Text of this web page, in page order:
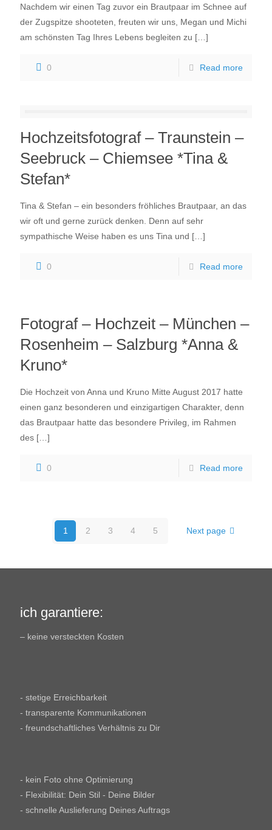
Nachdem wir einen Tag zuvor ein Brautpaar im Schnee auf
der Zugspitze shooteten, freuten wir uns, Megan und Michi
am schönsten Tag Ihres Lebens begleiten zu […]
0 Read more
Hochzeitsfotograf – Traunstein –
Seebruck – Chiemsee *Tina &
Stefan*
Tina & Stefan – ein besonders fröhliches Brautpaar, an das
wir oft und gerne zurück denken. Denn auf sehr
sympathische Weise haben es uns Tina und […]
0 Read more
Fotograf – Hochzeit – München –
Rosenheim – Salzburg *Anna &
Kruno*
Die Hochzeit von Anna und Kruno Mitte August 2017 hatte
einen ganz besonderen und einzigartigen Charakter, denn
das Brautpaar hatte das besondere Privileg, im Rahmen
des […]
0 Read more
1 2 3 4 5 Next page
ich garantiere:
– keine versteckten Kosten
- stetige Erreichbarkeit
- transparente Kommunikationen
- freundschaftliches Verhältnis zu Dir
- kein Foto ohne Optimierung
- Flexibilität: Dein Stil - Deine Bilder
- schnelle Auslieferung Deines Auftrags